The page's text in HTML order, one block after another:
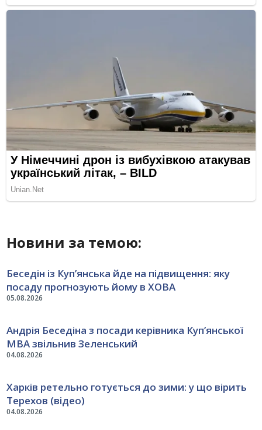
Новини за темою:
05.08.2026
Беседін із Куп’янська йде на підвищення: яку
посаду прогнозують йому в ХОВА
04.08.2026
Андрія Беседіна з посади керівника Куп’янської
МВА звільнив Зеленський
04.08.2026
Харків ретельно готується до зими: у що вірить
Терехов (відео)